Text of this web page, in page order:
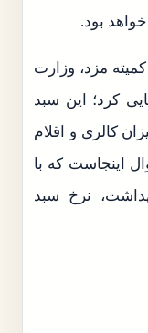
بود.
در نشست ۱۶ اسفندِ کمیته مزد، وزارت
کرد؛ این سبد
کالری و اقلام
اینجاست که با
نرخ سبد